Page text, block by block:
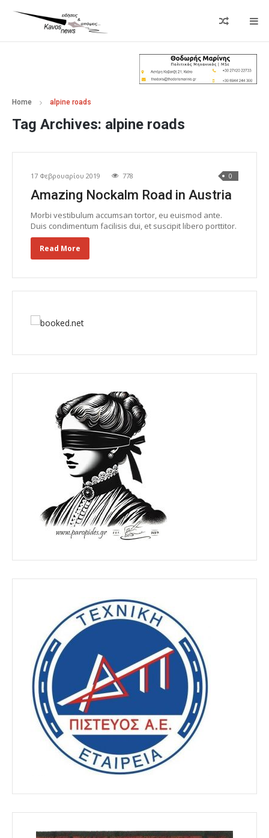
Home alpine roads
Tag Archives: alpine roads
17 Φεβρουαρίου 2019 778 0
Amazing Nockalm Road in Austria
Morbi vestibulum accumsan tortor, eu euismod ante.
Duis condimentum facilisis dui, et suscipit libero porttitor.
Read More